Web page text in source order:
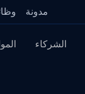
مدونة
الشركاء